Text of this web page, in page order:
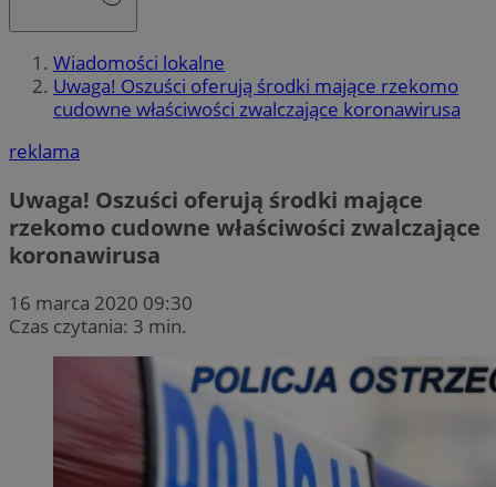
Wiadomości lokalne
Uwaga! Oszuści oferują środki mające rzekomo
cudowne właściwości zwalczające koronawirusa
reklama
Uwaga! Oszuści oferują środki mające
rzekomo cudowne właściwości zwalczające
koronawirusa
16 marca 2020 09:30
Czas czytania: 3 min.